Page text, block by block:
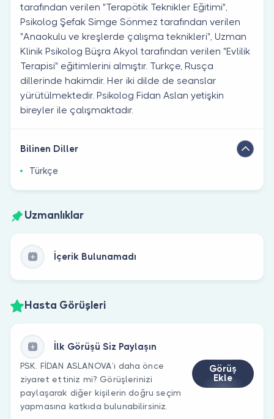
tarafından verilen "Terapötik Teknikler Eğitimi",
Psikolog Şefak Simge Sönmez tarafından verilen
"Anaokulu ve kreşlerde çalışma teknikleri", Uzman
Klinik Psikolog Büşra Akyol tarafından verilen "Evlilik
Terapisi" eğitimlerini almıştır. Turkçe, Rusça
dillerinde hakimdir. Her iki dilde de seanslar
yürütülmektedir. Psikolog Fidan Aslan yetişkin
bireyler ile çalışmaktadır.
Bilinen Diller
Türkçe
Uzmanlıklar
İçerik Bulunamadı
Hasta Görüşleri
İlk Görüşü Siz Paylaşın
PSK. FİDAN ASLANOVA’ı daha önce
ziyaret ettiniz mi? Görüşlerinizi
paylaşarak diğer kişilerin doğru seçim
yapmasına katkıda bulunabilirsiniz.
Görüş
Ekle